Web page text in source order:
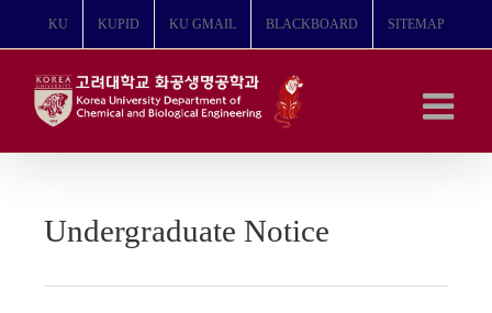
뛰
KU KUPID KU GMAIL BLACKBOARD SITEMAP
Undergraduate Notice